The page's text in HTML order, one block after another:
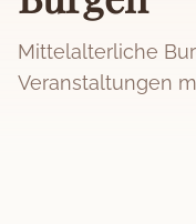
Mittelalterliche
Veranstaltungen